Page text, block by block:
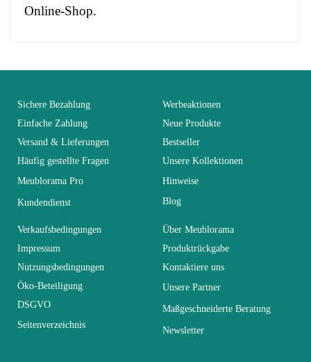
Online-Shop.
Alter Erwachsener
Kollektion SWITCH
Farben Schwarz
Lieferzeiten (Anz.
Tage)
21
Abmessungen 330x160x40
Elektrisch Nicht elektrisch
You Must Login To Review
Sichere Bezahlung
Einfache Zahlung
Versand & Lieferungen
Häufig gestellte Fragen
Meublorama Pro
Kundendienst
Werbeaktionen
Neue Produkte
Bestseller
Unsere Kollektionen
Hinweise
Blog
Verkaufsbedingungen
Impressum
Nutzungsbedingungen
Öko-Beteiligung
DSGVO
Seitenverzeichnis
Über Meublorama
Produktrückgabe
Kontaktiere uns
Unsere Partner
Maßgeschneiderte Beratung
Newsletter